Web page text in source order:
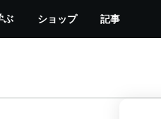
ぶ ショップ 記事